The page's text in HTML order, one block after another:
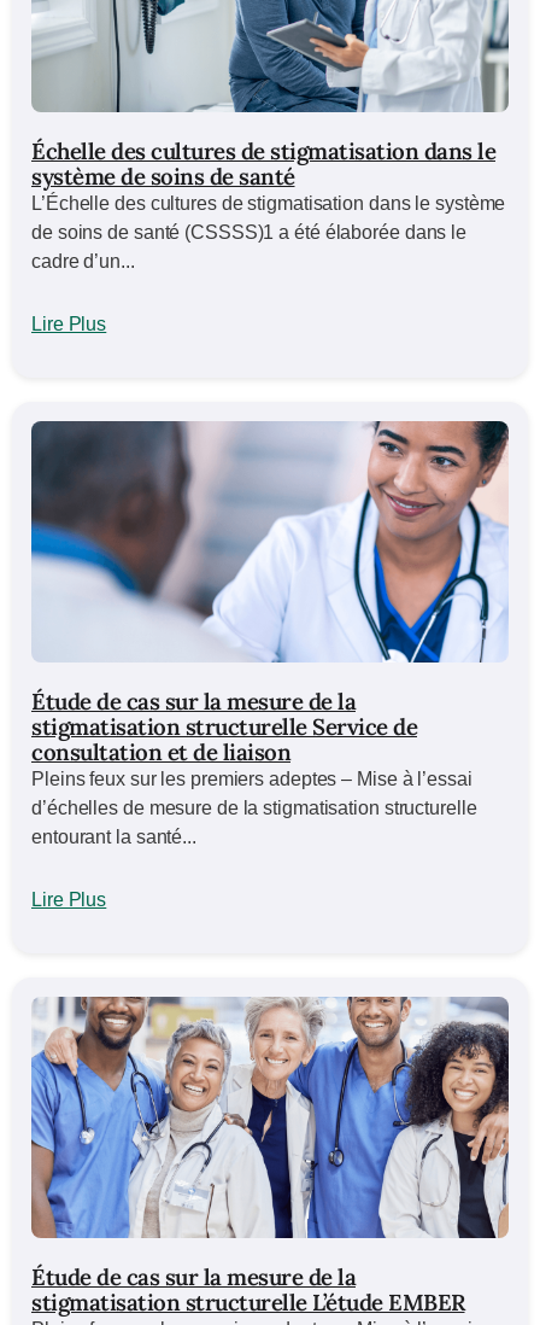
Échelle des cultures de stigmatisation dans le
système de soins de santé
L’Échelle des cultures de stigmatisation dans le système
de soins de santé (CSSSS)1 a été élaborée dans le
cadre d’un...
Lire Plus
Étude de cas sur la mesure de la
stigmatisation structurelle Service de
consultation et de liaison
Pleins feux sur les premiers adeptes – Mise à l’essai
d’échelles de mesure de la stigmatisation structurelle
entourant la santé...
Lire Plus
Étude de cas sur la mesure de la
stigmatisation structurelle L’étude EMBER